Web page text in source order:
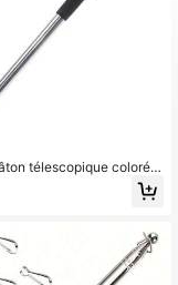
télescopique coloré e
avec manchon en caout
pour professeur d'école/